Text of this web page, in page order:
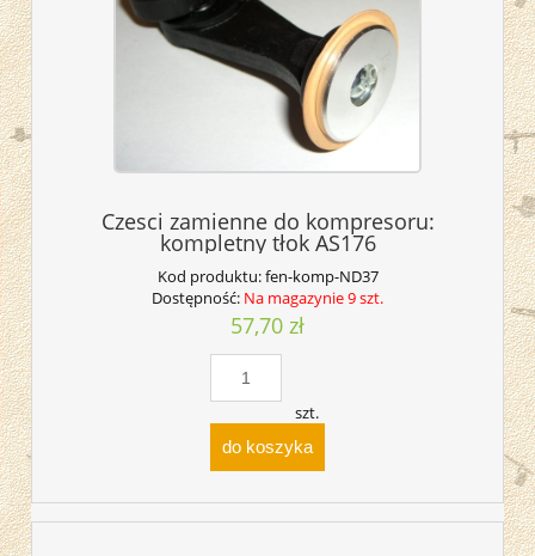
Czesci zamienne do kompresoru:
kompletny tłok AS176
Kod produktu:fen-komp-ND37
Dostępność: Na magazynie 9 szt.
57,70 zł
szt.
do koszyka